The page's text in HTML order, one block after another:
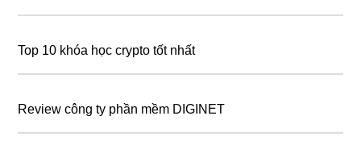
Top 10 khóa học crypto tốt nhất
Review công ty phần mềm DIGINET